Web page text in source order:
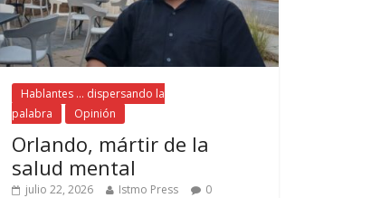
Hablantes ... dispersando la
palabra
Opinión
Orlando, mártir de la
salud mental
julio 22, 2026 Istmo Press 0